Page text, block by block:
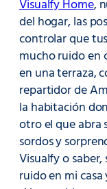
Visualfy Home,
del hogar, las
controlar que
mucho ruido en
en una terraza,
repartidor de
la habitación
otro el que abra
sordos y
Visualfy o
ruido en mi